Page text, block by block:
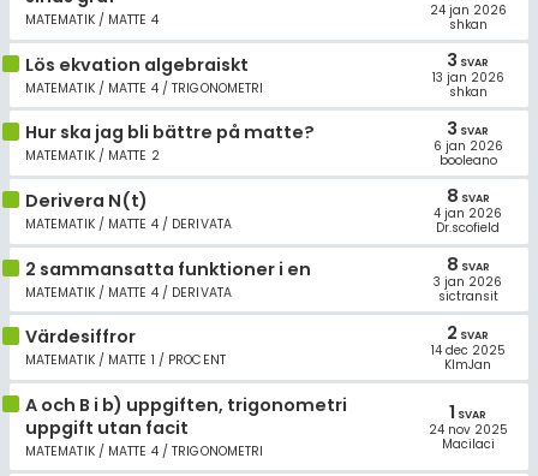
MATEMATIK / MATTE 4
24 jan 2026
shkan
Lös ekvation algebraiskt
MATEMATIK / MATTE 4 / TRIGONOMETRI
3 SVAR
13 jan 2026
shkan
Hur ska jag bli bättre på matte?
MATEMATIK / MATTE 2
3 SVAR
6 jan 2026
booleano
Derivera N(t)
MATEMATIK / MATTE 4 / DERIVATA
8 SVAR
4 jan 2026
Dr.scofield
2 sammansatta funktioner i en
MATEMATIK / MATTE 4 / DERIVATA
8 SVAR
3 jan 2026
sictransit
Värdesiffror
MATEMATIK / MATTE 1 / PROCENT
2 SVAR
14 dec 2025
KlmJan
A och B i b) uppgiften, trigonometri
uppgift utan facit
MATEMATIK / MATTE 4 / TRIGONOMETRI
1 SVAR
24 nov 2025
Macilaci